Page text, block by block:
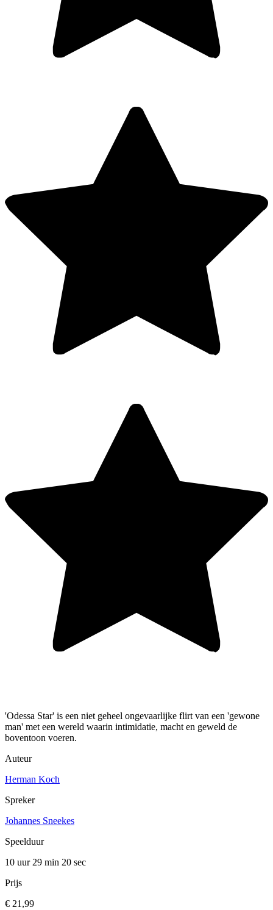
'Odessa Star' is een niet geheel ongevaarlijke flirt van een 'gewone
man' met een wereld waarin intimidatie, macht en geweld de
boventoon voeren.
Auteur
Herman Koch
Spreker
Johannes Sneekes
Speelduur
10 uur 29 min 20 sec
Prijs
€ 21,99